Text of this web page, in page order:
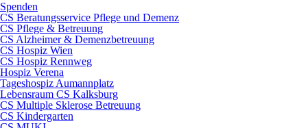
Spenden
CS Beratungsservice Pflege und Demenz
CS Pflege & Betreuung
CS Alzheimer & Demenzbetreuung
CS Hospiz Wien
CS Hospiz Rennweg
Hospiz Verena
Tageshospiz Aumannplatz
Lebensraum CS Kalksburg
CS Multiple Sklerose Betreuung
CS Kindergarten